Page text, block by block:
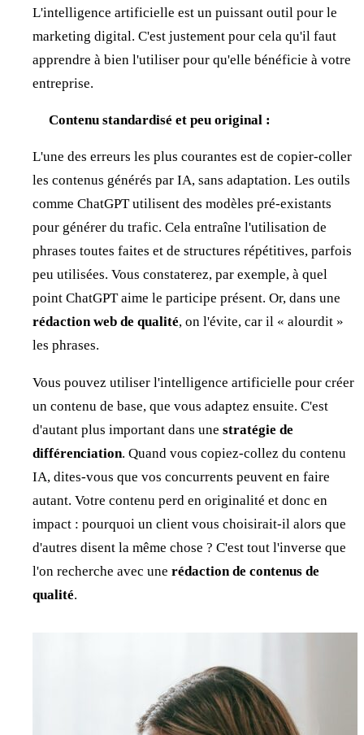
L'intelligence artificielle est un puissant outil pour le
marketing digital. C'est justement pour cela qu'il faut
apprendre à bien l'utiliser pour qu'elle bénéficie à votre
entreprise.
Contenu standardisé et peu original :
L'une des erreurs les plus courantes est de copier-coller
les contenus générés par IA, sans adaptation. Les outils
comme ChatGPT utilisent des modèles pré-existants
pour générer du trafic. Cela entraîne l'utilisation de
phrases toutes faites et de structures répétitives, parfois
peu utilisées. Vous constaterez, par exemple, à quel
point ChatGPT aime le participe présent. Or, dans une
rédaction web de qualité, on l'évite, car il « alourdit »
les phrases.
Vous pouvez utiliser l'intelligence artificielle pour créer
un contenu de base, que vous adaptez ensuite. C'est
d'autant plus important dans une stratégie de
différenciation. Quand vous copiez-collez du contenu
IA, dites-vous que vos concurrents peuvent en faire
autant. Votre contenu perd en originalité et donc en
impact : pourquoi un client vous choisirait-il alors que
d'autres disent la même chose ? C'est tout l'inverse que
l'on recherche avec une rédaction de contenus de
qualité.